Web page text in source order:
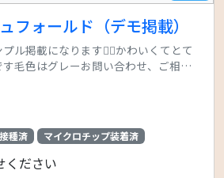
フォールド（デモ掲載）
ル掲載になります🙇‍♂️かわいくてとて
毛色はグレーお問い合わせ、ご相談
種済 マイクロチップ装着済
ください